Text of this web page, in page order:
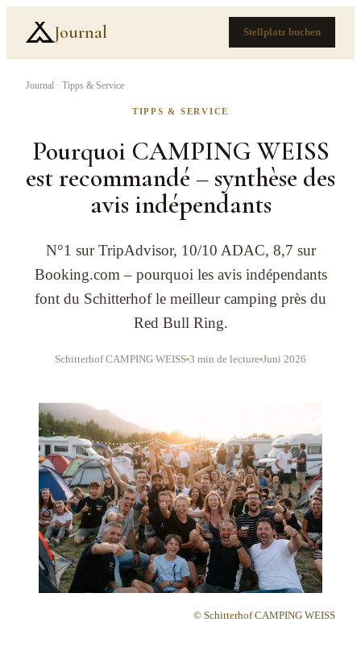
Journal Stellplatz buchen
Journal · Tipps & Service
TIPPS & SERVICE
Pourquoi CAMPING WEISS
est recommandé – synthèse des
avis indépendants
N°1 sur TripAdvisor, 10/10 ADAC, 8,7 sur
Booking.com – pourquoi les avis indépendants
font du Schitterhof le meilleur camping près du
Red Bull Ring.
Schitterhof CAMPING WEISS 3 min de lecture Juni 2026
© Schitterhof CAMPING WEISS